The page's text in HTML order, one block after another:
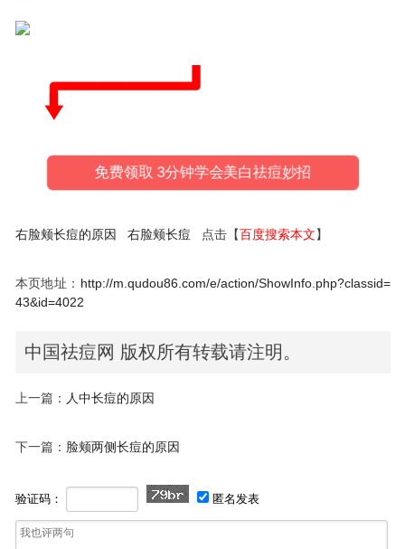
免费领取 3分钟学会美白祛痘妙招
右脸颊长痘的原因 右脸颊长痘 点击【百度搜索本文】
本页地址： http://m.qudou86.com/e/action/ShowInfo.php?classid=
43&id=4022
中国祛痘网 版权所有转载请注明。
上一篇： 人中长痘的原因
下一篇： 脸颊两侧长痘的原因
验证码： 匿名发表